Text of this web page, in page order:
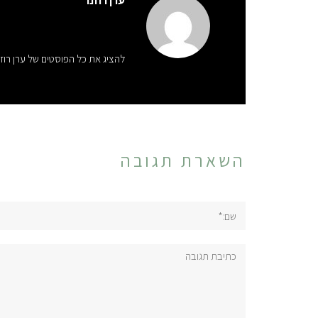
להציג את כל הפוסטים של ערן
השארת תגובה